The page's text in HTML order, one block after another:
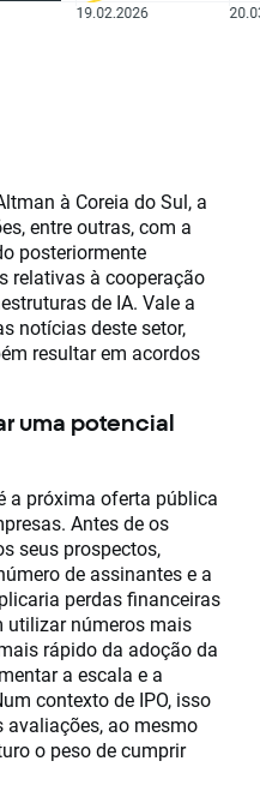
à Coreia do Sul, a
entre outras, com a
posteriormente
relativas à cooperação
de IA. Vale a
notícias deste setor,
resultar em acordos
uma potencial
a próxima oferta pública
Antes de os
seus prospectos,
de assinantes e a
perdas financeiras
utilizar números mais
rápido da adoção da
a escala e a
contexto de IPO, isso
avaliações, ao mesmo
o peso de cumprir